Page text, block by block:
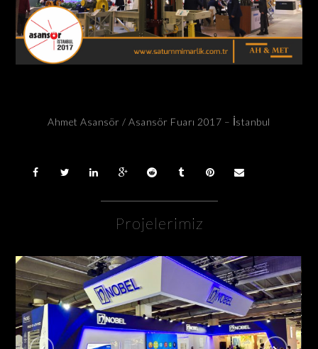
Ahmet Asansör / Asansör Fuarı 2017 – İstanbul
Projelerimiz